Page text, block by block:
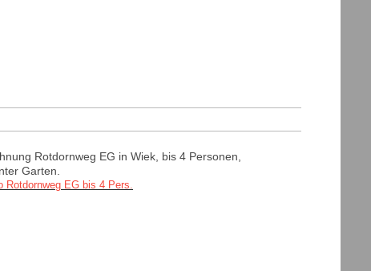
Rotdornweg EG in Wiek, bis 4 Personen,
Garten.
Rotdornweg EG bis 4 Pers.